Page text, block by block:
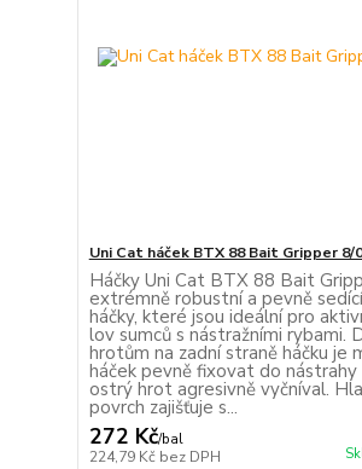
Uni Cat háček BTX 88 Bait Gripper 8/
Háčky Uni Cat BTX 88 Bait
extrémně robustní a pevně
háčky, které jsou ideální pro
lov sumců s nástražními rybami.
hrotům na zadní straně háčku je
háček pevně fixovat do nástrahy
ostrý hrot agresivně vyčníval.
povrch zajišťuje s...
272 Kč/bal
224,79 Kč bez DPH